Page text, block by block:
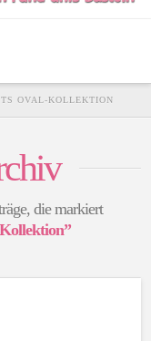
OVAL-KOLLEKTION
die markiert